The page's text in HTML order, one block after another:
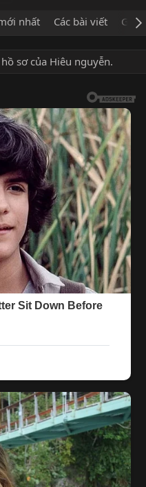
nhất Các bài viết Giới
sơ của Hiêu nguyễn.